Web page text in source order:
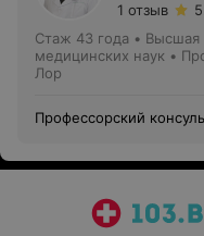
1 отзыв
Стаж 43 года • Высшая
медицинских наук •
Лор
Профессорский